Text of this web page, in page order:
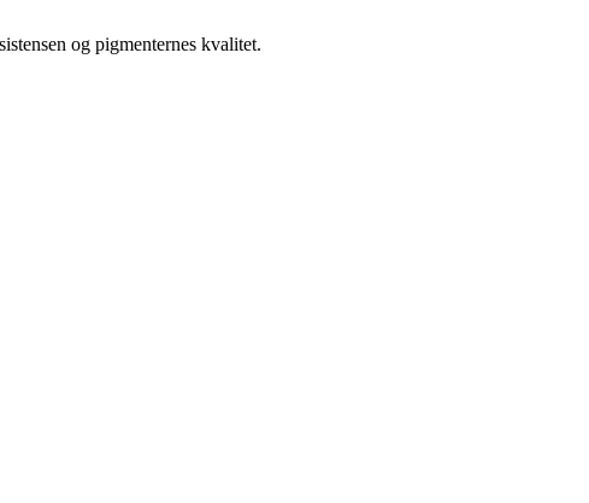
og pigmenternes kvalitet.